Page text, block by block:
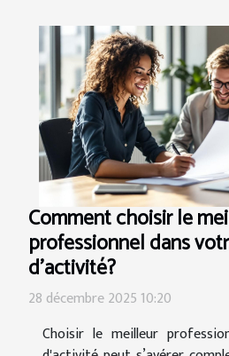
Comment choisir le
professionnel dans
d'activité?
28 décembre 2025 10:20
Choisir le meilleur